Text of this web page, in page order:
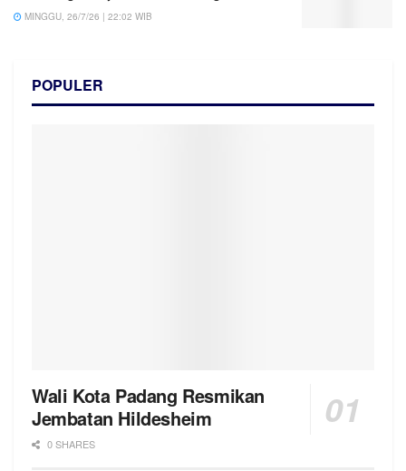
MINGGU, 26/7/26 | 22:02 WIB
POPULER
Wali Kota Padang Resmikan
Jembatan Hildesheim
0 SHARES